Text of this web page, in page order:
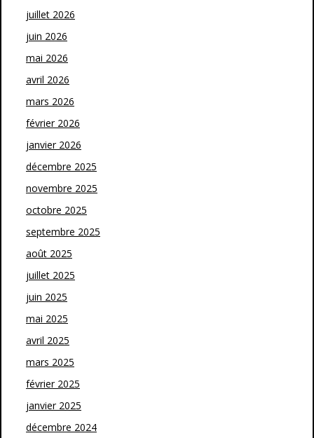
juillet 2026
juin 2026
mai 2026
avril 2026
mars 2026
février 2026
janvier 2026
décembre 2025
novembre 2025
octobre 2025
septembre 2025
août 2025
juillet 2025
juin 2025
mai 2025
avril 2025
mars 2025
février 2025
janvier 2025
décembre 2024